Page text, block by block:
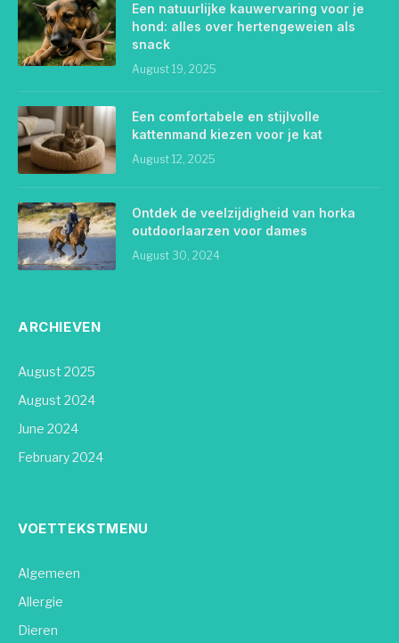
Een natuurlijke kauwervaring voor je
hond: alles over hertengeweien als
snack
August 19, 2025
Een comfortabele en stijlvolle
kattenmand kiezen voor je kat
August 12, 2025
Ontdek de veelzijdigheid van horka
outdoorlaarzen voor dames
August 30, 2024
ARCHIEVEN
August 2025
August 2024
June 2024
February 2024
VOETTEKSTMENU
Algemeen
Allergie
Dieren